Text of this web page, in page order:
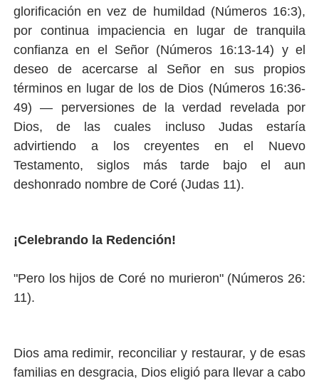
glorificación en vez de humildad (Números 16:3),
por continua impaciencia en lugar de tranquila
confianza en el Señor (Números 16:13-14) y el
deseo de acercarse al Señor en sus propios
términos en lugar de los de Dios (Números 16:36-
49) — perversiones de la verdad revelada por
Dios, de las cuales incluso Judas estaría
advirtiendo a los creyentes en el Nuevo
Testamento, siglos más tarde bajo el aun
deshonrado nombre de Coré (Judas 11).
¡Celebrando la Redención!
"Pero los hijos de Coré no murieron" (Números 26:
11).
Dios ama redimir, reconciliar y restaurar, y de esas
familias en desgracia, Dios eligió para llevar a cabo